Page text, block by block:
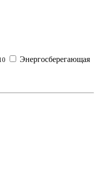
Энергосберегающая